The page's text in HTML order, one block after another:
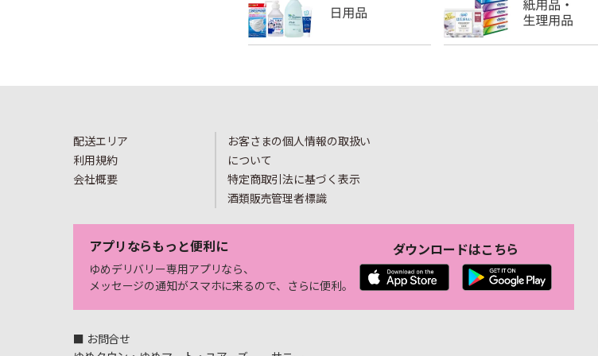
配送エリア
利用規約
会社概要
お客さまの個人情報の取扱い
について
特定商取引法に基づく表示
酒類販売管理者標識
アプリならもっと便利に
ゆめデリバリー専用アプリなら、
メッセージの通知がスマホに来るので、さらに便利。
ダウンロードはこちら
■ お問合せ